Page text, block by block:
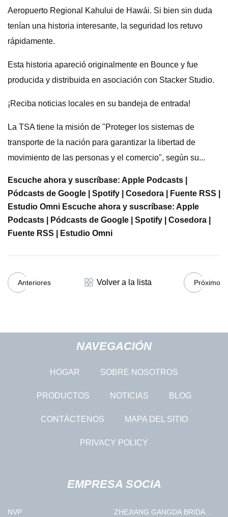
Aeropuerto Regional Kahului de Hawái. Si bien sin duda
tenían una historia interesante, la seguridad los retuvo
rápidamente.
Esta historia apareció originalmente en Bounce y fue
producida y distribuida en asociación con Stacker Studio.
¡Reciba noticias locales en su bandeja de entrada!
La TSA tiene la misión de "Proteger los sistemas de
transporte de la nación para garantizar la libertad de
movimiento de las personas y el comercio", según su...
Escuche ahora y suscríbase: Apple Podcasts |
Pódcasts de Google | Spotify | Cosedora | Fuente RSS |
Estudio Omni Escuche ahora y suscríbase: Apple
Podcasts | Pódcasts de Google | Spotify | Cosedora |
Fuente RSS | Estudio Omni
Anteriores Volver a la lista Próximo
NAVEGACIÓN
HOGAR SOBRE NOSOTROS
PRODUCTOS NOTICIAS BLOG
CONTÁCTENOS MAPA DEL SITIO
PRIVACY POLICY
EMPRESA SOCIA
NVP ZHEJIANG GANGDA BRIDA